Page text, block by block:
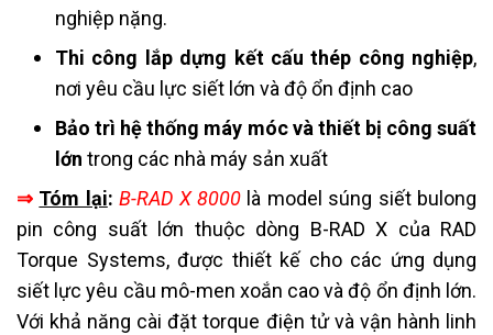
nghiệp nặng.
Thi công lắp dựng kết cấu thép công nghiệp,
nơi yêu cầu lực siết lớn và độ ổn định cao
Bảo trì hệ thống máy móc và thiết bị công suất
lớn trong các nhà máy sản xuất
⇒ Tóm lại: B-RAD X 8000 là model súng siết bulong
pin công suất lớn thuộc dòng B-RAD X của RAD
Torque Systems, được thiết kế cho các ứng dụng
siết lực yêu cầu mô-men xoắn cao và độ ổn định lớn.
Với khả năng cài đặt torque điện tử và vận hành linh